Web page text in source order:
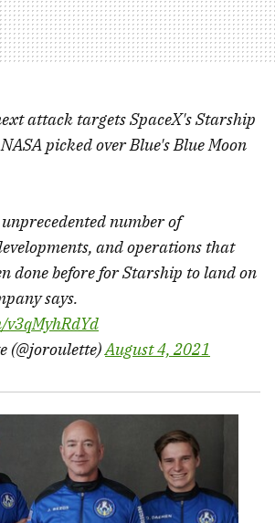
attack targets SpaceX's Starship
picked over Blue's Blue Moon
number of
and operations that
done before for Starship to land on
says.
(@joroulette)August 4, 2021